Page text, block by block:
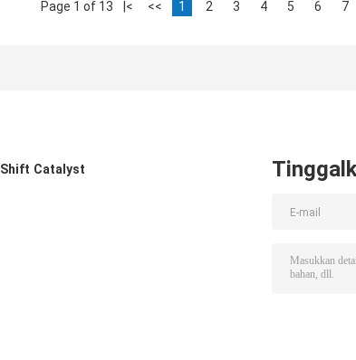
Page 1 of 13 |< << 1 2 3 4 5 6 7
Shift Catalyst